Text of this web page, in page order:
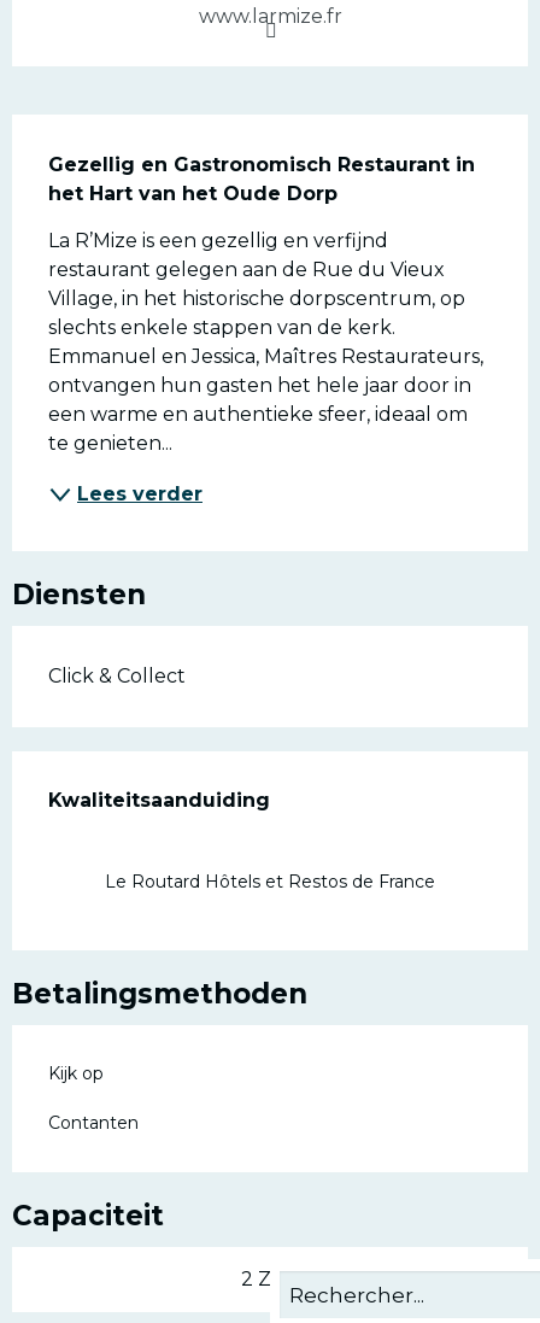
www.larmize.fr
Beschrijving
Gezellig en Gastronomisch Restaurant in
het Hart van het Oude Dorp
La R’Mize is een gezellig en verfijnd
restaurant gelegen aan de Rue du Vieux
Village, in het historische dorpscentrum, op
slechts enkele stappen van de kerk.
Emmanuel en Jessica, Maîtres Restaurateurs,
ontvangen hun gasten het hele jaar door in
een warme en authentieke sfeer, ideaal om
te genieten...
Lees verder
Diensten
Click & Collect
Dienstverlening
Kwaliteitsaanduiding
Kwaliteitsaanduiding
Le Routard Hôtels et Restos de France
Betalingsmethoden
Kijk op
Contanten
Capaciteit
2 Zaal